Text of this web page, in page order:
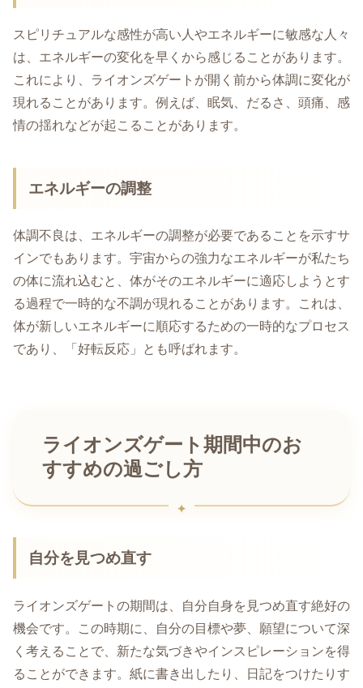
スピリチュアルな感性が高い人やエネルギーに敏感な人々
は、エネルギーの変化を早くから感じることがあります。
これにより、ライオンズゲートが開く前から体調に変化が
現れることがあります。例えば、眠気、だるさ、頭痛、感
情の揺れなどが起こることがあります。
エネルギーの調整
体調不良は、エネルギーの調整が必要であることを示すサ
インでもあります。宇宙からの強力なエネルギーが私たち
の体に流れ込むと、体がそのエネルギーに適応しようとす
る過程で一時的な不調が現れることがあります。これは、
体が新しいエネルギーに順応するための一時的なプロセス
であり、「好転反応」とも呼ばれます。
ライオンズゲート期間中のお
すすめの過ごし方
自分を見つめ直す
ライオンズゲートの期間は、自分自身を見つめ直す絶好の
機会です。この時期に、自分の目標や夢、願望について深
く考えることで、新たな気づきやインスピレーションを得
ることができます。紙に書き出したり、日記をつけたりす